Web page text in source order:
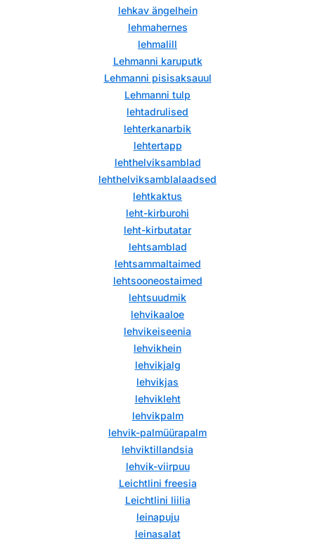
lehkav ängelhein
lehmahernes
lehmalill
Lehmanni karuputk
Lehmanni pisisaksauul
Lehmanni tulp
lehtadrulised
lehterkanarbik
lehtertapp
lehthelviksamblad
lehthelviksamblalaadsed
lehtkaktus
leht-kirburohi
leht-kirbutatar
lehtsamblad
lehtsammaltaimed
lehtsooneostaimed
lehtsuudmik
lehvikaaloe
lehvikeiseenia
lehvikhein
lehvikjalg
lehvikjas
lehvikleht
lehvikpalm
lehvik-palmüürapalm
lehviktillandsia
lehvik-viirpuu
Leichtlini freesia
Leichtlini liilia
leinapuju
leinasalat